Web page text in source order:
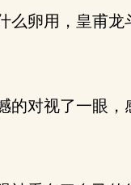
卵用，皇甫龙
对视了一眼，